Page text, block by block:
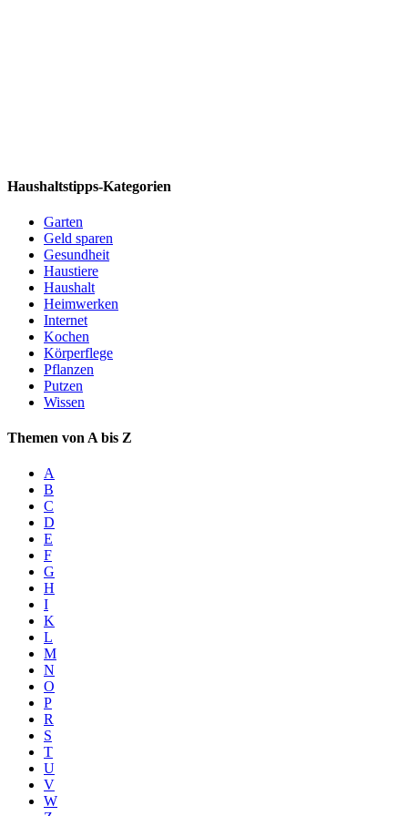
Haushaltstipps-Kategorien
Garten
Geld sparen
Gesundheit
Haustiere
Haushalt
Heimwerken
Internet
Kochen
Körperflege
Pflanzen
Putzen
Wissen
Themen von A bis Z
A
B
C
D
E
F
G
H
I
K
L
M
N
O
P
R
S
T
U
V
W